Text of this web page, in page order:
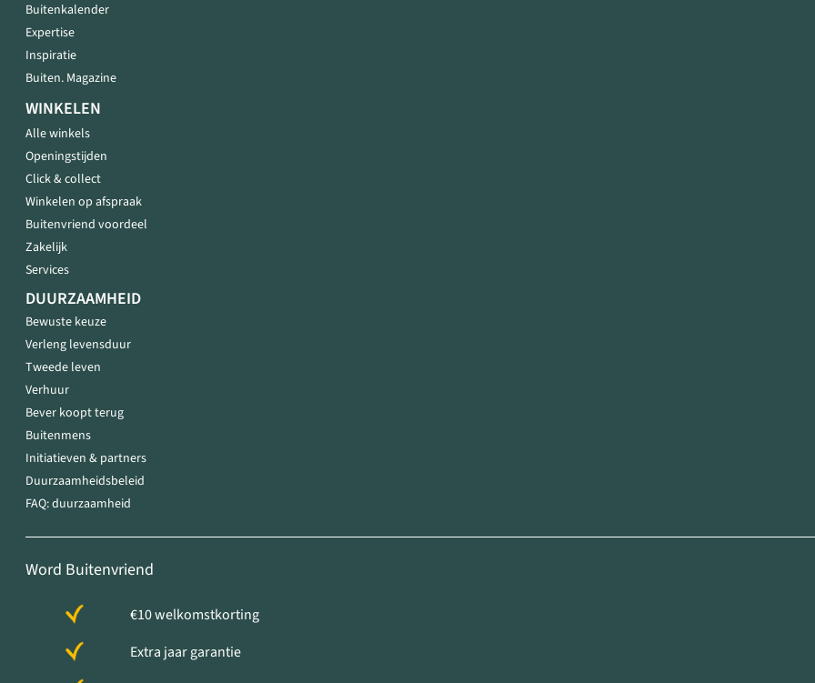
Buitenkalender
Expertise
Inspiratie
Buiten. Magazine
WINKELEN
Alle winkels
Openingstijden
Click & collect
Winkelen op afspraak
Buitenvriend voordeel
Zakelijk
Services
DUURZAAMHEID
Bewuste keuze
Verleng levensduur
Tweede leven
Verhuur
Bever koopt terug
Buitenmens
Initiatieven & partners
Duurzaamheidsbeleid
FAQ: duurzaamheid
Word Buitenvriend
€10 welkomstkorting
Extra jaar garantie